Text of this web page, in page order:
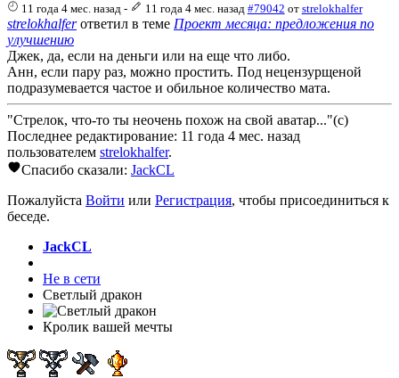
11 года 4 мес. назад - 11 года 4 мес. назад #79042 от strelokhalfer
strelokhalferответил в теме Проект месяца: предложения по
улучшению
Джек, да, если на деньги или на еще что либо.
Анн, если пару раз, можно простить. Под нецензурщеной
подразумевается частое и обильное количество мата.
"Стрелок, что-то ты неочень похож на свой аватар..."(с)
Последнее редактирование: 11 года 4 мес. назад
пользователем strelokhalfer.
Спасибо сказали: JackCL
Пожалуйста Войти или Регистрация, чтобы присоединиться к
беседе.
JackCL
Не в сети
Светлый дракон
Кролик вашей мечты